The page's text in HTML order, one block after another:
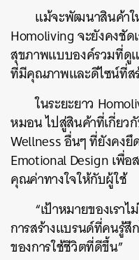
แม้จะพัฒนาสินค้าใ
Homoliving จะยังคงชัด
สุขภาพแบบองค์รวมที่ดู
ที่มีคุณภาพและดีไซน์ที่ส
ในระยะยาว
หมอน ไปสู่สินค้าที่เกี่ยว
Wellness อื่นๆ ที่ยังคง
Emotional Design เพื่อ
คุณค่าทางใจให้กับผู้ใช้
“เป้าหมายของเรา
การสร้างแบรนด์ที่คนรู้สึ
ของการใช้ชีวิตที่ดีขึ้น”